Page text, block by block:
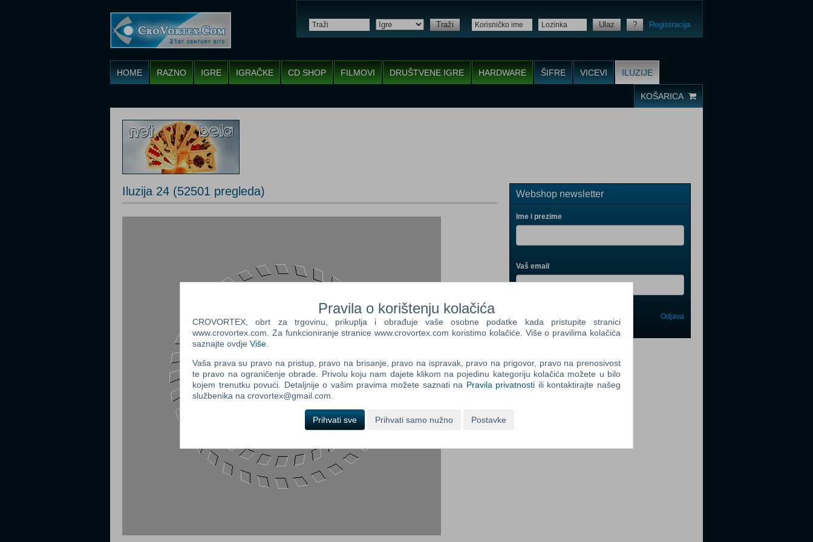
Traži Ulaz ? Registracija
HOME RAZNO IGRE IGRAČKE CD SHOP FILMOVI DRUŠTVENE IGRE HARDWARE ŠIFRE VICEVI ILUZIJE
KOŠARICA
Iluzija 24 (52501 pregleda) Webshop newsletter
Ime i prezime
Vaš email
Field
One
Prijavi me Odjava
Pravila o korištenju kolačića
CROVORTEX, obrt za trgovinu, prikuplja i obrađuje vaše osobne podatke kada pristupite stranici
www.crovortex.com. Za funkcioniranje stranice www.crovortex.com koristimo kolačiće. Više o pravilima kolačića
saznajte ovdje Više
Vaša prava su pravo na pristup, pravo na brisanje, pravo na ispravak, pravo na prigovor, pravo na prenosivost
te pravo na ograničenje obrade. Privolu koju nam dajete klikom na pojedinu kategoriju kolačića možete u bilo
kojem trenutku povući. Detaljnije o vašim pravima možete saznati na Pravila privatnosti ili kontaktirajte našeg
službenika na crovortex@gmail.com.
Prihvati sve Prihvati samo nužno Postavke